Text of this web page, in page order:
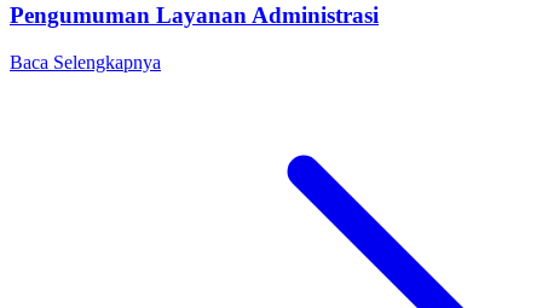
Pengumuman Layanan Administrasi
Baca Selengkapnya